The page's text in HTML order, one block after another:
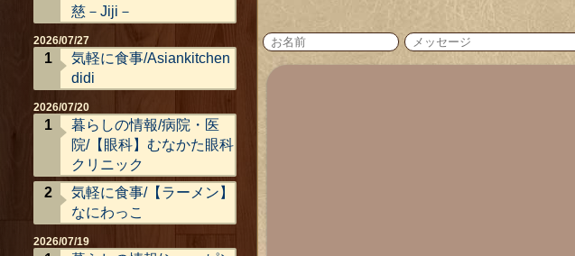
慈－Jiji－
2026/07/27
気軽に食事/Asiankitchen
didi
2026/07/20
暮らしの情報/病院・医
院/【眼科】むなかた眼科
クリニック
気軽に食事/【ラーメン】
なにわっこ
2026/07/19